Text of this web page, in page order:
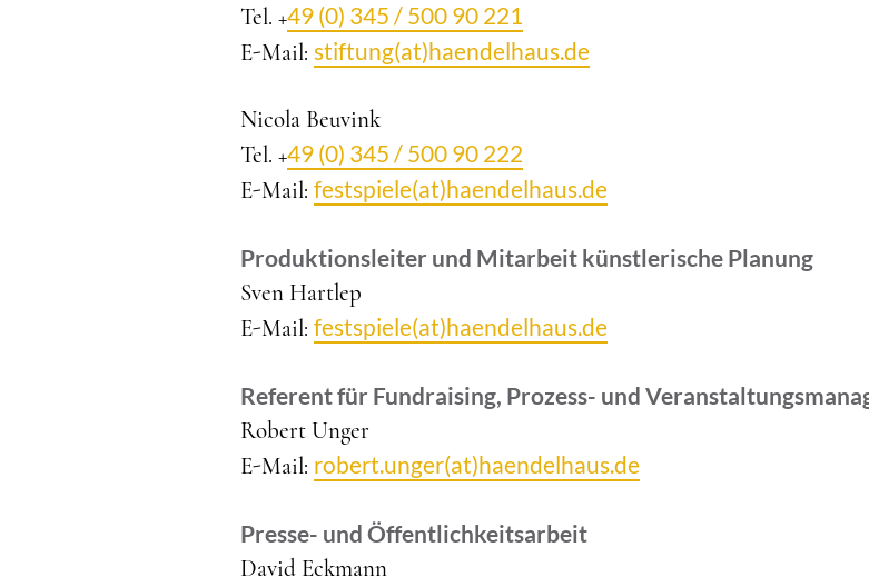
Tel. +49 (0) 345 / 500 90 221
E-Mail: stiftung(at)haendelhaus.de
Nicola Beuvink
Tel. +49 (0) 345 / 500 90 222
E-Mail: festspiele(at)haendelhaus.de
Produktionsleiter und Mitarbeit künstlerische Planung
Sven Hartlep
E-Mail: festspiele(at)haendelhaus.de
Referent für Fundraising, Prozess- und
Robert Unger
E-Mail: robert.unger(at)haendelhaus.de
Presse- und Öffentlichkeitsarbeit
David Eckmann